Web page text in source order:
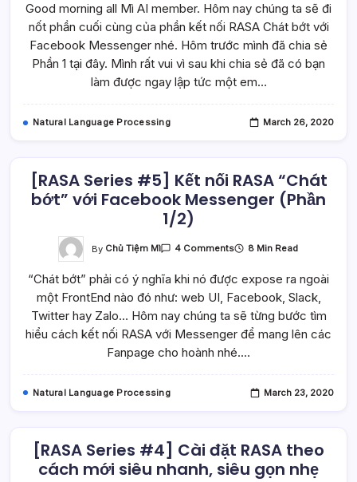
#6]
Kết
Nối
RASA
“Chát
Bớt”
Với
Facebook
Good morning all Mì AI member. Hôm nay chúng ta sẽ đi
nốt phần cuối cùng của phần kết nối RASA Chát bớt với
Facebook Messenger nhé. Hôm trước mình đã chia sẻ
Phần 1 tại đây. Mình rất vui vì sau khi chia sẻ đã có bạn
làm được ngay lập tức một em…
Natural Language Processing March 26, 2020
[RASA Series #5] Kết nối RASA “Chát
bớt” với Facebook Messenger (Phần
1/2)
By Chủ Tiệm Mì 4 CommentsOn
#5]
Nối
RASA
“Chát
Bớt”
Với
Facebook
8 Min Read
“Chát bớt” phải có ý nghĩa khi nó được expose ra ngoài
một FrontEnd nào đó như: web UI, Facebook, Slack,
Twitter hay Zalo… Hôm nay chúng ta sẽ từng bước tìm
hiểu cách kết nối RASA với Messenger để mang lên các
Fanpage cho hoành nhé.…
Natural Language Processing March 23, 2020
[RASA Series #4] Cài đặt RASA theo
cách mới siêu nhanh, siêu gọn nhẹ